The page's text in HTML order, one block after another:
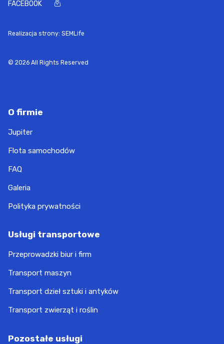
FACEBOOK
Realizacja strony: SEMLife
© 2026 All Rights Reserved
O firmie
Jupiter
Flota samochodów
FAQ
Galeria
Polityka prywatności
Usługi transportowe
Przeprowadzki biur i firm
Transport maszyn
Transport dzieł sztuki i antyków
Transport zwierząt i roślin
Pozostałe usługi